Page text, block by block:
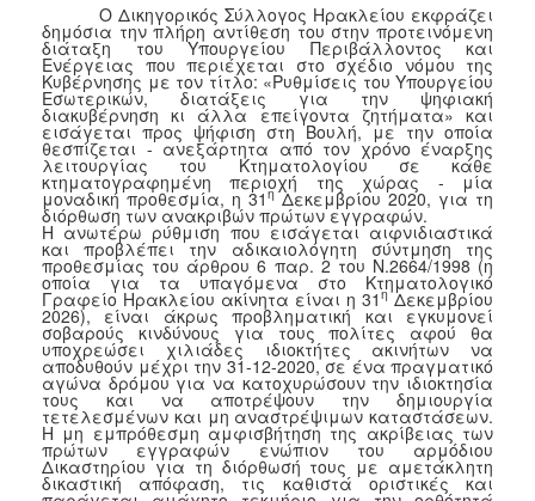
2020
2019
2018
2017
2016
2015
2012
2011
ΔΗΜΟΣ
ΠΟΛΙΤΙΣΜΟΣ
Ο Δικηγορικός Σύλλογος Ηρακλείου εκφράζει
δημόσια την πλήρη αντίθεση του στην προτεινόμενη
διάταξη του Υπουργείου Περιβάλλοντος και
Ενέργειας που περιέχεται στο σχέδιο νόμου της
Κυβέρνησης με τον τίτλο: «Ρυθμίσεις του Υπουργείου
Εσωτερικών, διατάξεις για την ψηφιακή
διακυβέρνηση κι άλλα επείγοντα ζητήματα» και
εισάγεται προς ψήφιση στη Βουλή, με την οποία
θεσπίζεται - ανεξάρτητα από τον χρόνο έναρξης
λειτουργίας του Κτηματολογίου σε κάθε
κτηματογραφημένη περιοχή της χώρας - μία
μοναδική προθεσμία, η 31 η Δεκεμβρίου 2020, για τη
διόρθωση των ανακριβών πρώτων εγγραφών.
Η ανωτέρω ρύθμιση που εισάγεται αιφνιδιαστικά
και προβλέπει την αδικαιολόγητη σύντμηση της
προθεσμίας του άρθρου 6 παρ. 2 του Ν.2664/1998 (η
οποία για τα υπαγόμενα στο Κτηματολογικό
Γραφείο Ηρακλείου ακίνητα είναι η 31 ηΔεκεμβρίου
2026), είναι άκρως προβληματική και εγκυμονεί
σοβαρούς κινδύνους για τους πολίτες αφού θα
υποχρεώσει χιλιάδες ιδιοκτήτες ακινήτων να
αποδυθούν μέχρι την 31-12-2020, σε ένα πραγματικό
αγώνα δρόμου για να κατοχυρώσουν την ιδιοκτησία
τους και να αποτρέψουν την δημιουργία
τετελεσμένων και μη αναστρέψιμων καταστάσεων.
Η μη εμπρόθεσμη αμφισβήτηση της ακρίβειας των
πρώτων εγγραφών ενώπιον του αρμόδιου
Δικαστηρίου για τη διόρθωσή τους με αμετάκλητη
δικαστική απόφαση, τις καθιστά οριστικές και